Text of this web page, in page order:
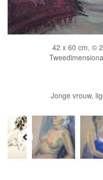
42 x 60 cm, ©
Jonge vrouw,